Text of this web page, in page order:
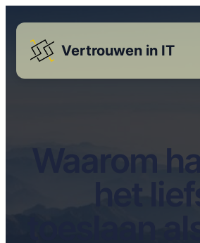
Vertrouwen in IT
Waarom
het
toeslaan